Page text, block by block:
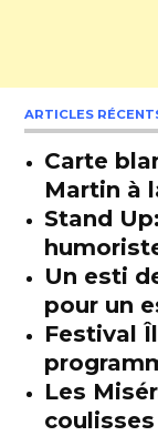
ARTICLES
Carte
Martin à
Stand
Un esti
pour un
Festival
Les
coulisses